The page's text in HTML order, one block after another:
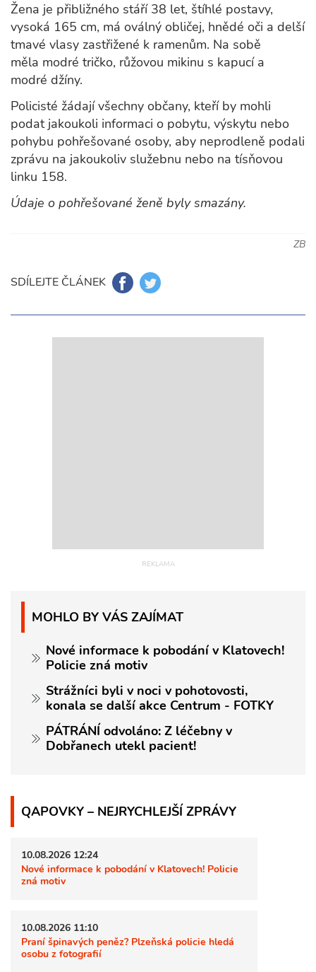
Žena je přibližného stáří 38 let, štíhlé postavy,
vysoká 165 cm, má oválný obličej, hnědé oči a delší
tmavé vlasy zastřižené k ramenům. Na sobě
měla modré tričko, růžovou mikinu s kapucí a
modré džíny.
Policisté žádají všechny občany, kteří by mohli
podat jakoukoli informaci o pobytu, výskytu nebo
pohybu pohřešované osoby, aby neprodleně podali
zprávu na jakoukoliv služebnu nebo na tísňovou
linku 158.
Údaje o pohřešované ženě byly smazány.
ZB
SDÍLEJTE ČLÁNEK
MOHLO BY VÁS ZAJÍMAT
Nové informace k pobodání v Klatovech!
Policie zná motiv
Strážníci byli v noci v pohotovosti,
konala se další akce Centrum - FOTKY
PÁTRÁNÍ odvoláno: Z léčebny v
Dobřanech utekl pacient!
QAPOVKY – NEJRYCHLEJŠÍ ZPRÁVY
10.08.2026 12:24
Nové informace k pobodání v Klatovech! Policie
zná motiv
10.08.2026 11:10
Praní špinavých peněz? Plzeňská policie hledá
osobu z fotografií